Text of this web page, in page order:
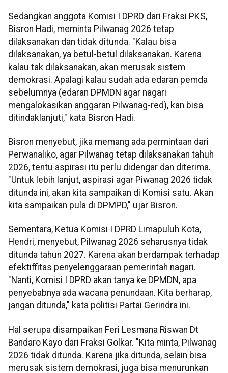
Sedangkan anggota Komisi I DPRD dari Fraksi PKS,
Bisron Hadi, meminta Pilwanag 2026 tetap
dilaksanakan dan tidak ditunda. "Kalau bisa
dilaksanakan, ya betul-betul dilaksanakan. Karena
kalau tak dilaksanakan, akan merusak sistem
demokrasi. Apalagi kalau sudah ada edaran pemda
sebelumnya (edaran DPMDN agar nagari
mengalokasikan anggaran Pilwanag-red), kan bisa
ditindaklanjuti," kata Bisron Hadi.
Bisron menyebut, jika memang ada permintaan dari
Perwanaliko, agar Pilwanag tetap dilaksanakan tahuh
2026, tentu aspirasi itu perlu didengar dan diterima.
"Untuk lebih lanjut, aspirasi agar Piwanag 2026 tidak
ditunda ini, akan kita sampaikan di Komisi satu. Akan
kita sampaikan pula di DPMPD," ujar Bisron.
Sementara, Ketua Komisi I DPRD Limapuluh Kota,
Hendri, menyebut, Pilwanag 2026 seharusnya tidak
ditunda tahun 2027. Karena akan berdampak terhadap
efektiffitas penyelenggaraan pemerintah nagari.
"Nanti, Komisi I DPRD akan tanya ke DPMDN, apa
penyebabnya ada wacana penundaan. Kita berharap,
jangan ditunda," kata politisi Partai Gerindra ini.
Hal serupa disampaikan Feri Lesmana Riswan Dt
Bandaro Kayo dari Fraksi Golkar. "Kita minta, Pilwanag
2026 tidak ditunda. Karena jika ditunda, selain bisa
merusak sistem demokrasi, juga bisa menurunkan